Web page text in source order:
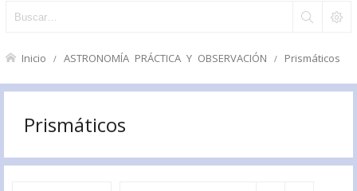
Inicio ASTRONOMÍA PRÁCTICA Y OBSERVACIÓN Prismáticos
Prismáticos